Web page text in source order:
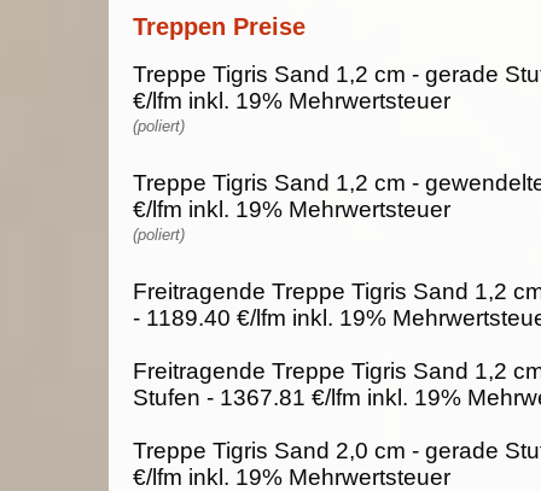
Treppen Preise
Treppe Tigris Sand 1,2 cm - gerade
€/lfm inkl. 19% Mehrwertsteuer
(poliert)
Treppe Tigris Sand 1,2 cm -
€/lfm inkl. 19% Mehrwertsteuer
(poliert)
Freitragende Treppe Tigris Sand 1,2
- 1189.40 €/lfm inkl. 19%
Freitragende Treppe Tigris Sand 1,2
Stufen - 1367.81 €/lfm inkl. 19%
Treppe Tigris Sand 2,0 cm - gerade
€/lfm inkl. 19% Mehrwertsteuer